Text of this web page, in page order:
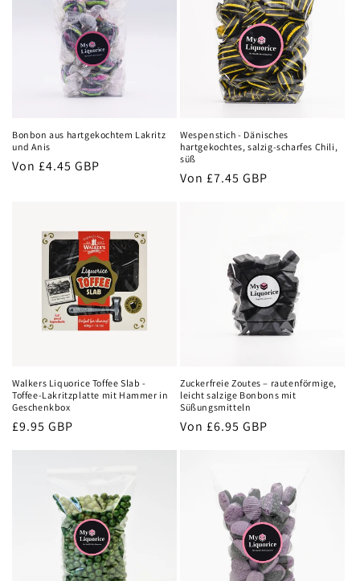
Bonbon aus hartgekochtem Lakritz
und Anis
Normaler
Von £4.45 GBP
Wespenstich - Dänisches
hartgekochtes, salzig-scharfes Chili,
süß
Normaler
Von £7.45 GBP
Walkers Liquorice Toffee Slab -
Toffee-Lakritzplatte mit Hammer in
Geschenkbox
Normaler
£9.95 GBP
Zuckerfreie Zoutes – rautenförmige,
leicht salzige Bonbons mit
Süßungsmitteln
Normaler
Von £6.95 GBP